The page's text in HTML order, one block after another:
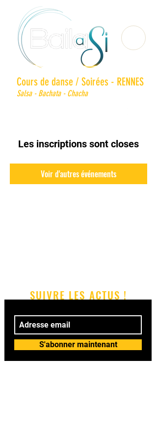
Cours de danse / Soirées - RENNES
Salsa - Bachata - Chacha
Les inscriptions sont closes
Voir d'autres événements
SUIVRE LES ACTUS !
S'abonner maintenant